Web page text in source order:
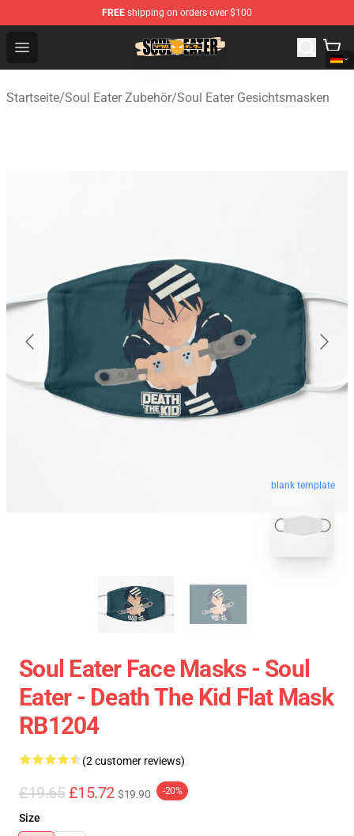
FREE shipping on orders over $100
Open menu
Soul Eater Store - Official Soul Eater Merchandise Shop
Startseite/Soul Eater Zubehör/Soul Eater Gesichtsmasken
blank template
Soul Eater Face Masks - Soul
Eater - Death The Kid Flat Mask
RB1204
(2 customer reviews)
£19.65 £15.72 $19.90 -20%
Size